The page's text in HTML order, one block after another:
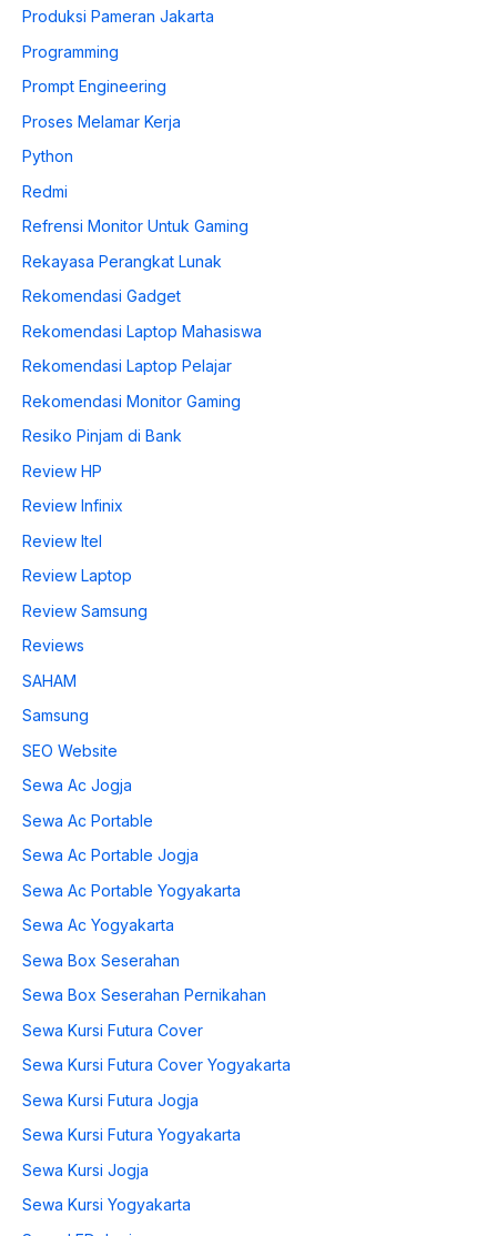
Produksi Pameran Jakarta
Programming
Prompt Engineering
Proses Melamar Kerja
Python
Redmi
Refrensi Monitor Untuk Gaming
Rekayasa Perangkat Lunak
Rekomendasi Gadget
Rekomendasi Laptop Mahasiswa
Rekomendasi Laptop Pelajar
Rekomendasi Monitor Gaming
Resiko Pinjam di Bank
Review HP
Review Infinix
Review Itel
Review Laptop
Review Samsung
Reviews
SAHAM
Samsung
SEO Website
Sewa Ac Jogja
Sewa Ac Portable
Sewa Ac Portable Jogja
Sewa Ac Portable Yogyakarta
Sewa Ac Yogyakarta
Sewa Box Seserahan
Sewa Box Seserahan Pernikahan
Sewa Kursi Futura Cover
Sewa Kursi Futura Cover Yogyakarta
Sewa Kursi Futura Jogja
Sewa Kursi Futura Yogyakarta
Sewa Kursi Jogja
Sewa Kursi Yogyakarta